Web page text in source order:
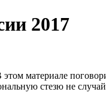
2017
этом материале
стезю не